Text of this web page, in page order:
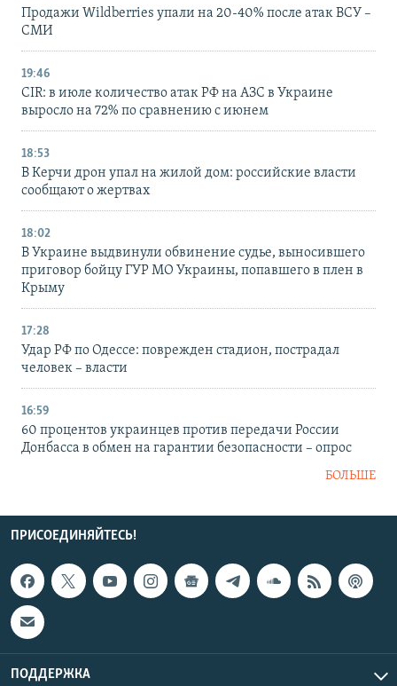
Продажи Wildberries упали на 20-40% после атак ВСУ –
СМИ
19:46
CIR: в июле количество атак РФ на АЗС в Украине
выросло на 72% по сравнению с июнем
18:53
В Керчи дрон упал на жилой дом: российские власти
сообщают о жертвах
18:02
В Украине выдвинули обвинение судье, выносившего
приговор бойцу ГУР МО Украины, попавшего в плен в
Крыму
17:28
Удар РФ по Одессе: поврежден стадион, пострадал
человек – власти
16:59
60 процентов украинцев против передачи России
Донбасса в обмен на гарантии безопасности – опрос
БОЛЬШЕ
ПРИСОЕДИНЯЙТЕСЬ!
ПОДДЕРЖКА